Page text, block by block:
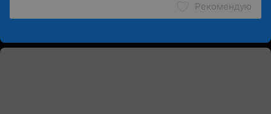
Рекомендую